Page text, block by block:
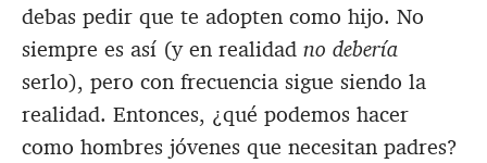
debas pedir que te adopten como hijo. No
siempre es así (y en realidad no debería
serlo), pero con frecuencia sigue siendo la
realidad. Entonces, ¿qué podemos hacer
como hombres jóvenes que necesitan padres?